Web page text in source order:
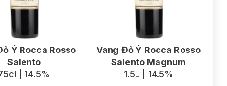
Ý Rocca Rosso
Salento
| 14.5%
Vang Đỏ Ý Rocca Rosso
Salento Magnum
1.5L | 14.5%